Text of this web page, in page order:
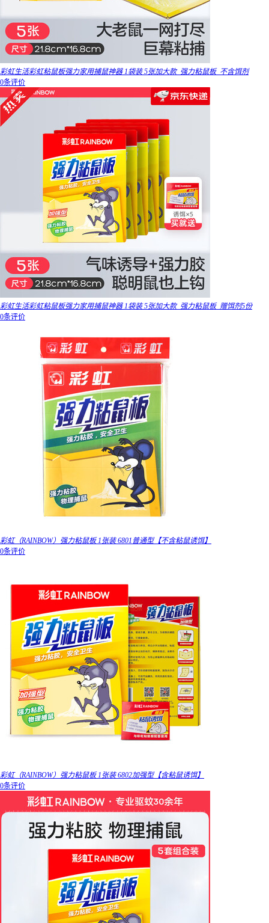
彩虹生活彩虹粘鼠板强力家用捕鼠神器 1袋装 5张加大款_强力粘鼠板_不含饵剂
0条评价
彩虹生活彩虹粘鼠板强力家用捕鼠神器 1袋装 5张加大款_强力粘鼠板_赠饵剂5份
0条评价
彩虹（RAINBOW）强力粘鼠板 1张装 6801普通型【不含粘鼠诱饵】
0条评价
彩虹（RAINBOW）强力粘鼠板 1张装 6802加强型【含粘鼠诱饵】
0条评价